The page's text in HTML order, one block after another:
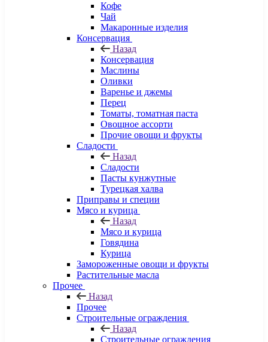
Кофе
Чай
Макаронные изделия
Консервация
Назад
Консервация
Маслины
Оливки
Варенье и джемы
Перец
Томаты, томатная паста
Овощное ассорти
Прочие овощи и фрукты
Сладости
Назад
Сладости
Пасты кунжутные
Турецкая халва
Приправы и специи
Мясо и курица
Назад
Мясо и курица
Говядина
Курица
Замороженные овощи и фрукты
Растительные масла
Прочее
Назад
Прочее
Строительные ограждения
Назад
Строительные ограждения